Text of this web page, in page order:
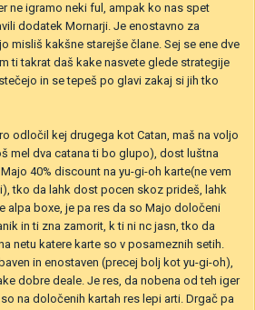
ne igramo neki ful, ampak ko nas spet
dodatek Mornarji. Je enostavno za
misliš kakšne starejše člane. Sej se ene dve
ti takrat daš kake nasvete glede strategije
in se tepeš po glavi zakaj si jih tko
odločil kej drugega kot Catan, maš na voljo
mel dva catana ti bo glupo), dost luštna
40% discount na yu-gi-oh karte(ne vem
tko da lahk dost pocen skoz prideš, lahk
alpa boxe, je pa res da so Majo določeni
in ti zna zamorit, k ti ni nc jasn, tko da
netu katere karte so v posameznih setih.
in enostaven (precej bolj kot yu-gi-oh),
dobre deale. Je res, da nobena od teh iger
na določenih kartah res lepi arti. Drgač pa